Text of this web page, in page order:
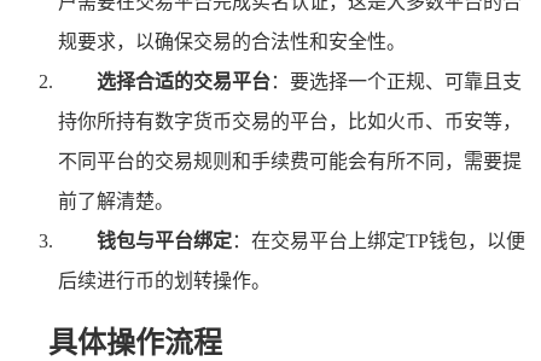
规要求，以确保交易的合法性和安全性。
选择合适的交易平台：要选择一个正规、可靠且支
持你所持有数字货币交易的平台，比如火币、币安等，
不同平台的交易规则和手续费可能会有所不同，需要提
前了解清楚。
钱包与平台绑定：在交易平台上绑定TP钱包，以便
后续进行币的划转操作。
具体操作流程